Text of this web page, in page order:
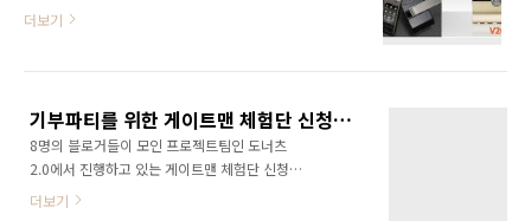
까지 마무리하고 체험단을 선정하여 11월 18일
그에 대한 열정이 체험단 선정에 가장 큰 역할을
한 것 같습니다. 주키(F100-H) 체험 블로그 1.
http://blog.naver.com/iytotoro/ 2.
http://blog.naver.com/eastdew/ 3.
더보기
기부파티를 위한 게이트맨 체험단 신청기간이 얼마 남지 않았습니다!!! #project20
8명의 블로거들이 모인 프로젝트팀인 도너츠
2.0에서 진행하고 있는 게이트맨 체험단 신청기
간이 얼마 남지 않았습니다. 이미 많은 분들이 블
더보기